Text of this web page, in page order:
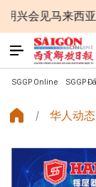
马来西亚国防部
SGGP Online SGGP
华人动态